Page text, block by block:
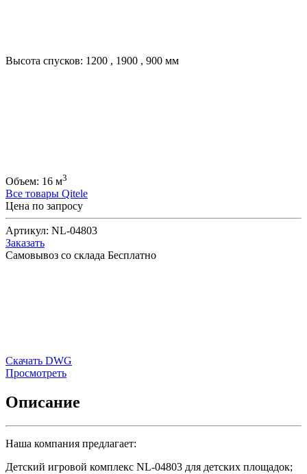
Высота спусков: 1200 , 1900 , 900 мм
Объем: 16 м3
Все товары Qitele
Цена по запросу
Артикул: NL-04803
Заказать
Самовывоз со склада Бесплатно
Скачать DWG
Просмотреть
Описание
Наша компания предлагает:
Детский игровой комплекс NL-04803 для детских площадок;